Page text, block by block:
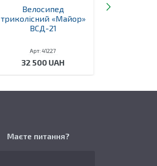
Велосипед
триколісний «Майор»
ВСД-21
Арт: 41227
32 500 UAH
Маєте питання?